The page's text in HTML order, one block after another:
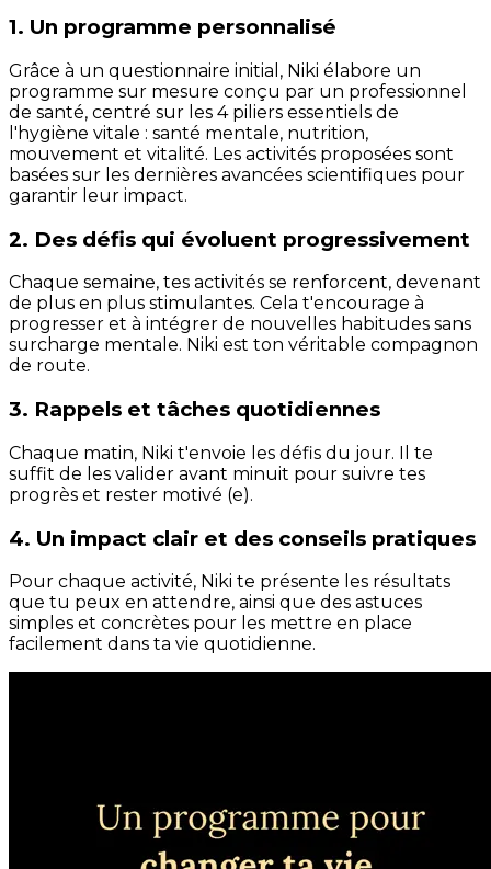
1. Un programme personnalisé
Grâce à un questionnaire initial, Niki élabore un
programme sur mesure conçu par un professionnel
de santé, centré sur les 4 piliers essentiels de
l'hygiène vitale : santé mentale, nutrition,
mouvement et vitalité. Les activités proposées sont
basées sur les dernières avancées scientifiques pour
garantir leur impact.
2. Des défis qui évoluent progressivement
Chaque semaine, tes activités se renforcent, devenant
de plus en plus stimulantes. Cela t'encourage à
progresser et à intégrer de nouvelles habitudes sans
surcharge mentale. Niki est ton véritable compagnon
de route.
3. Rappels et tâches quotidiennes
Chaque matin, Niki t'envoie les défis du jour. Il te
suffit de les valider avant minuit pour suivre tes
progrès et rester motivé (e).
4. Un impact clair et des conseils pratiques
Pour chaque activité, Niki te présente les résultats
que tu peux en attendre, ainsi que des astuces
simples et concrètes pour les mettre en place
facilement dans ta vie quotidienne.